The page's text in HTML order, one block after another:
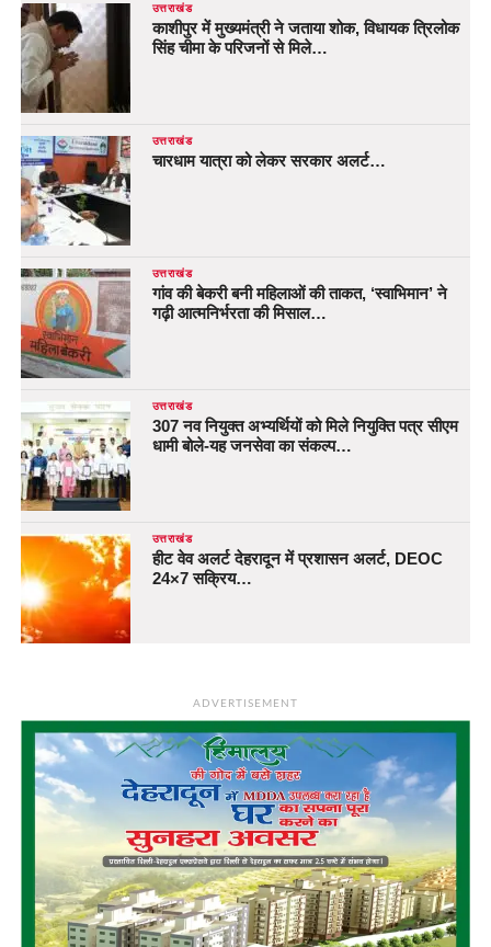
उत्तराखंड
काशीपुर में मुख्यमंत्री ने जताया शोक, विधायक त्रिलोक
सिंह चीमा के परिजनों से मिले…
उत्तराखंड
चारधाम यात्रा को लेकर सरकार अलर्ट…
उत्तराखंड
गांव की बेकरी बनी महिलाओं की ताकत, ‘स्वाभिमान’ ने
गढ़ी आत्मनिर्भरता की मिसाल…
उत्तराखंड
307 नव नियुक्त अभ्यर्थियों को मिले नियुक्ति पत्र सीएम
धामी बोले-यह जनसेवा का संकल्प…
उत्तराखंड
हीट वेव अलर्ट देहरादून में प्रशासन अलर्ट, DEOC
24×7 सक्रिय…
ADVERTISEMENT